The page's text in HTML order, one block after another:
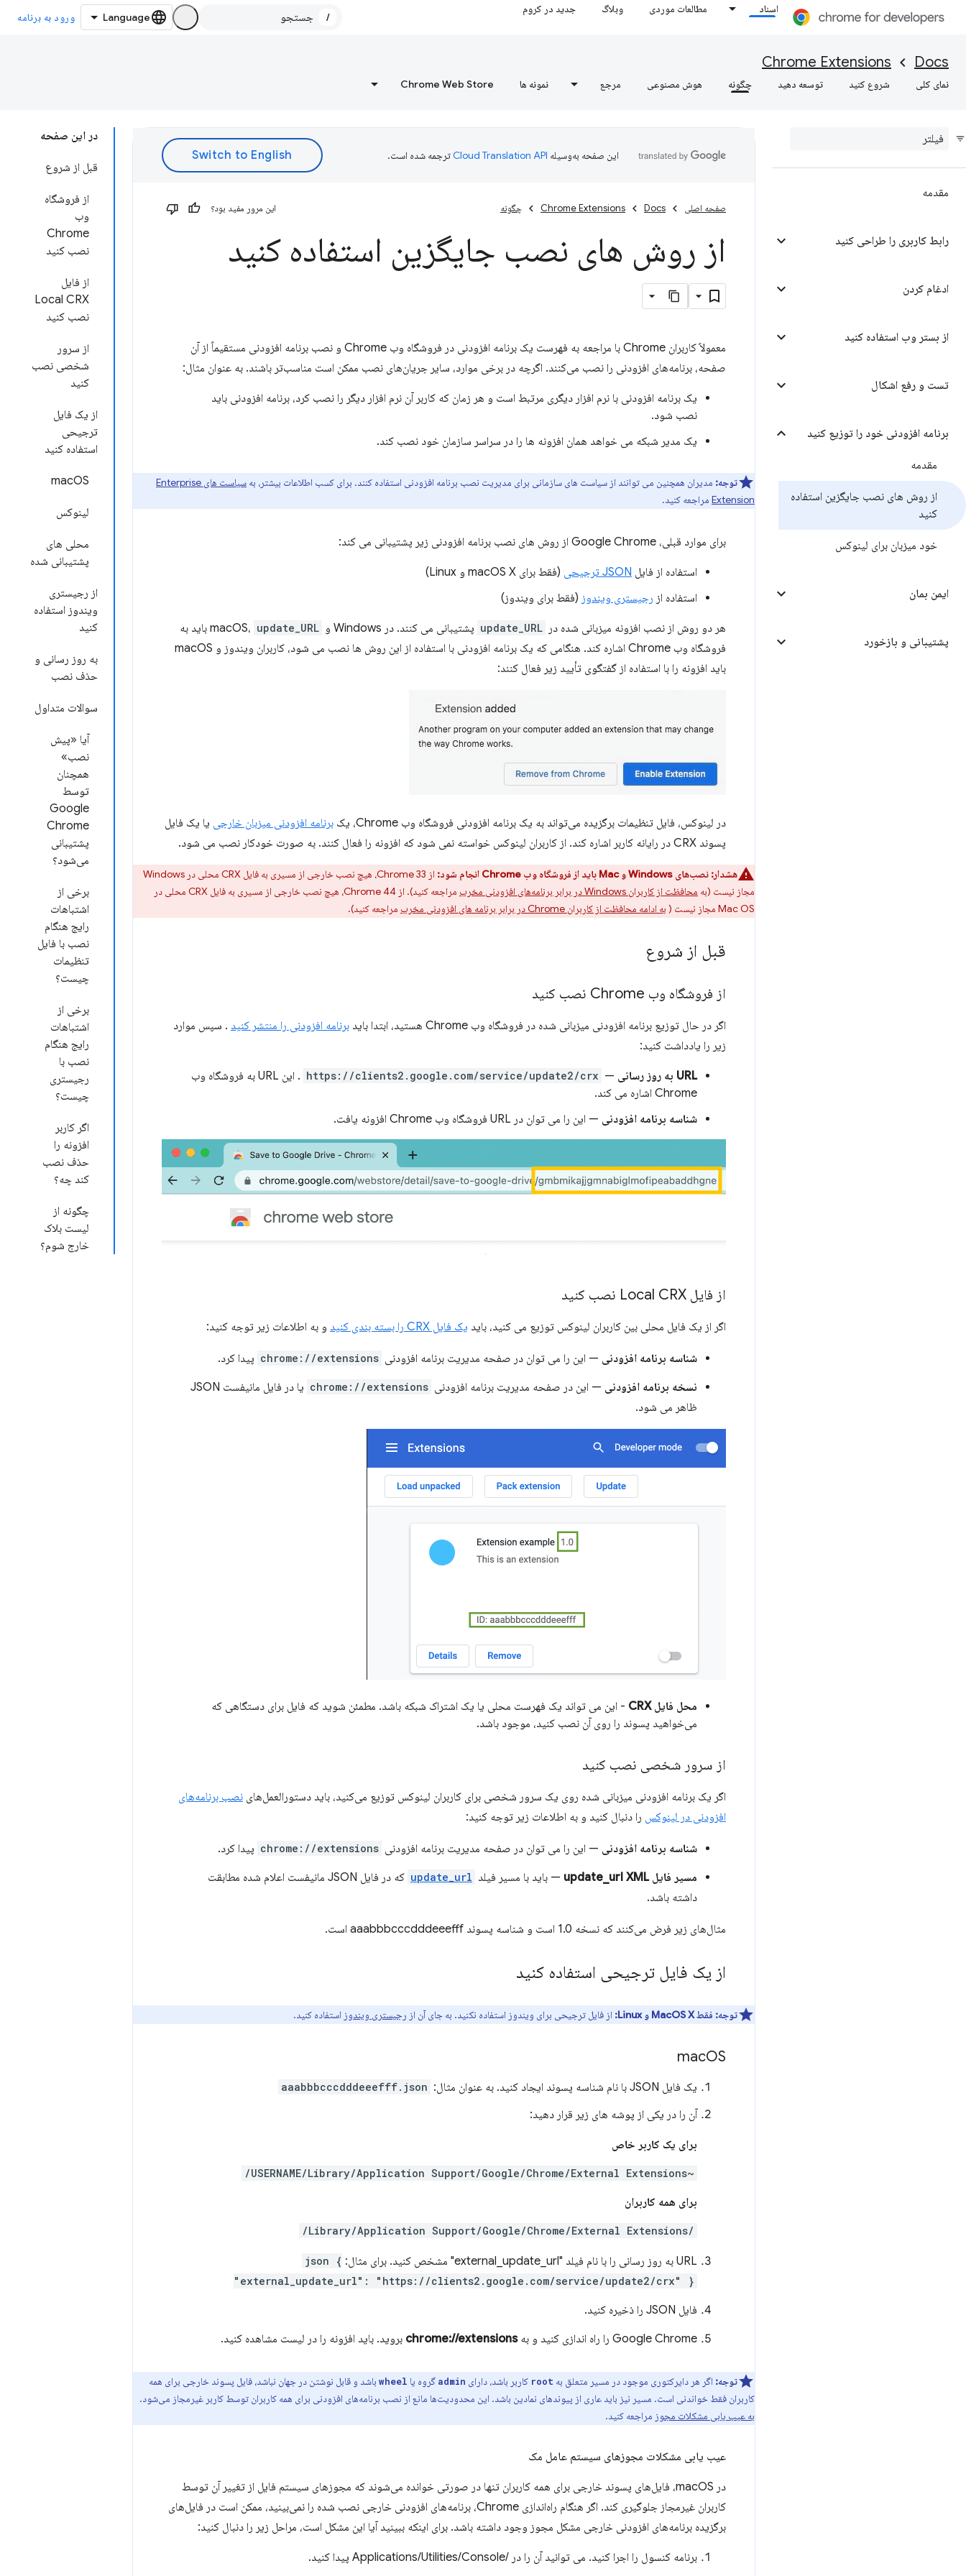
اسناد مطالعات موردی وبلاگ جدید در کروم
/ ورود به برنامه
Docs
Chrome Extensions
نمای کلی شروع کنید توسعه دهید چگونه هوش مصنوعی مرجع نمونه ها Chrome Web Store
مقدمه
رابط کاربری را طراحی کنید
ادغام کردن
از بستر وب استفاده کنید
تست و رفع اشکال
برنامه افزودنی خود را توزیع کنید
مقدمه
از روش های نصب جایگزین استفاده
کنید
خود میزبان برای لینوکس
ایمن بمان
پشتیبانی و بازخورد
در این صفحه
قبل از شروع
از فروشگاه
وب
Chrome
نصب کنید
از فایل
Local CRX
نصب کنید
از سرور
شخصی نصب
کنید
از یک فایل
ترجیحی
استفاده کنید
macOS
لینوکس
محلی های
پشتیبانی شده
از رجیستری
ویندوز استفاده
کنید
به روز رسانی و
حذف نصب
سوالات متداول
آیا «پیش
نصب»
همچنان
توسط
Google
Chrome
پشتیبانی
می‌شود؟
برخی از
اشتباهات
رایج هنگام
نصب با فایل
تنظیمات
چیست؟
برخی از
اشتباهات
رایج هنگام
نصب با
رجیستری
چیست؟
اگر کاربر
افزونه را
حذف نصب
کند چه؟
چگونه از
لیست بلاک
خارج شوم؟
این صفحه به‌وسیله ترجمه شده است.
صفحه اصلی Docs
Chrome Extensions چگونه این مرور مفید بود؟
از روش های نصب جایگزین استفاده کنید
معمولاً کاربران Chrome با مراجعه به فهرست یک برنامه افزودنی در فروشگاه وب Chrome و نصب برنامه افزودنی مستقیماً از آن
صفحه، برنامه‌های افزودنی را نصب می‌کنند. اگرچه در برخی موارد، سایر جریان‌های نصب ممکن است مناسب‌تر باشند. به عنوان مثال:
یک برنامه افزودنی با نرم افزار دیگری مرتبط است و هر زمان که کاربر آن نرم افزار دیگر را نصب کرد، برنامه افزودنی باید
نصب شود.
یک مدیر شبکه می خواهد همان افزونه ها را در سراسر سازمان خود نصب کند.
توجه: مدیران همچنین می توانند از سیاست های سازمانی برای مدیریت نصب برنامه افزودنی استفاده کنند. برای کسب اطلاعات بیشتر، به
سیاست های Enterprise
Extension مراجعه کنید.
برای موارد قبلی، Google Chrome از روش های نصب برنامه افزودنی زیر پشتیبانی می کند:
استفاده از فایل JSON ترجیحی
(فقط برای macOS X و Linux)
استفاده از رجیستری ویندوز (فقط برای ویندوز)
هر دو روش از نصب افزونه میزبانی شده در update_URL پشتیبانی می کنند. در Windows و macOS، update_URL
باید به
فروشگاه وب Chrome اشاره کند. هنگامی که یک برنامه افزودنی با استفاده از این روش ها نصب می شود، کاربران ویندوز و macOS
باید افزونه را با استفاده از گفتگوی تأیید زیر فعال کنند:
در لینوکس، فایل تنظیمات برگزیده می‌تواند به یک برنامه افزودنی فروشگاه وب Chrome، یک برنامه افزودنی میزبان خارجی یا یک فایل
پسوند CRX در رایانه کاربر اشاره کند. از کاربران لینوکس خواسته نمی شود که افزونه را فعال کنند. به صورت خودکار نصب می شود.
هشدار: نصب‌های Windows و Mac باید از فروشگاه وب Chrome انجام شود:
از Chrome 33، هیچ نصب خارجی از مسیری به فایل CRX محلی در Windows
مجاز نیست (به محافظت از کاربران Windows در برابر برنامه‌های افزودنی مخرب
مراجعه کنید). از Chrome 44، هیچ نصب خارجی از مسیری به فایل CRX محلی در
Mac OS مجاز نیست (
به ادامه محافظت از کاربران Chrome در برابر برنامه های افزودنی مخرب مراجعه کنید).
قبل از شروع
از فروشگاه وب Chrome نصب کنید
اگر در حال توزیع برنامه افزودنی میزبانی شده در فروشگاه وب Chrome هستید، ابتدا باید برنامه افزودنی را منتشر کنید . سپس موارد
زیر را یادداشت کنید:
URL به روز رسانی —
https://clients2.google.com/service/update2/crx
. این URL به فروشگاه وب
Chrome اشاره می کند.
شناسه برنامه افزودنی — این را می توان در URL فروشگاه وب Chrome افزونه یافت.
از فایل Local CRX نصب کنید
اگر از یک فایل محلی بین کاربران لینوکس توزیع می کنید، باید یک فایل CRX را بسته بندی کنید و به اطلاعات زیر توجه کنید:
شناسه برنامه افزودنی — این را می توان در صفحه مدیریت برنامه افزودنی chrome://extensions پیدا کرد.
نسخه برنامه افزودنی — این در صفحه مدیریت برنامه افزودنی chrome://extensions
یا در فایل مانیفست JSON
ظاهر می شود.
محل فایل CRX
- این می تواند یک فهرست محلی یا یک اشتراک شبکه باشد. مطمئن شوید که فایل برای دستگاهی که
می‌خواهید پسوند را روی آن نصب کنید، موجود باشد.
از سرور شخصی نصب کنید
اگر یک برنامه افزودنی میزبانی شده روی یک سرور شخصی برای کاربران لینوکس توزیع می‌کنید، باید دستورالعمل‌های نصب برنامه‌های
افزودنی در لینوکس را دنبال کنید و به اطلاعات زیر توجه کنید:
شناسه برنامه افزودنی — این را می توان در صفحه مدیریت برنامه افزودنی chrome://extensions پیدا کرد.
مسیر فایل update_url XML
— باید با مسیر فیلد update_url
که در فایل JSON مانیفست اعلام شده مطابقت
داشته باشد.
مثال‌های زیر فرض می‌کنند که نسخه 1.0 است و شناسه پسوند aaabbbcccdddeeefff است.
از یک فایل ترجیحی استفاده کنید
توجه: فقط MacOS X و Linux: از فایل ترجیحی برای ویندوز استفاده نکنید. به جای آن از رجیستری ویندوز استفاده کنید.
macOS
یک فایل JSON با نام شناسه پسوند ایجاد کنید. به عنوان مثال: aaabbbcccdddeeefff.json
آن را در یکی از پوشه های زیر قرار دهید:
برای یک کاربر خاص
~USERNAME/Library/Application Support/Google/Chrome/External Extensions/
برای همه کاربران
/Library/Application Support/Google/Chrome/External Extensions/
URL به روز رسانی را با نام فیلد "external_update_url" مشخص کنید. برای مثال:
json {
"external_update_url": "https://clients2.google.com/service/update2/crx" }
فایل JSON را ذخیره کنید.
Google Chrome را راه اندازی کنید و به
chrome://extensions بروید. باید افزونه را در لیست مشاهده کنید.
توجه: اگر هر دایرکتوری موجود در مسیر متعلق به root کاربر باشد، دارای admin گروه یا wheel باشد و قابل نوشتن در جهان نباشد، فایل پسوند خارجی برای همه
کاربران فقط خواندنی است. مسیر نیز باید عاری از پیوندهای نمادین باشد. این محدودیت‌ها مانع از نصب برنامه‌های افزودنی برای همه کاربران توسط کاربر غیرمجاز می‌شود.
به عیب یابی مشکلات مجوز مراجعه کنید.
عیب یابی مشکلات مجوزهای سیستم عامل مک
در macOS، فایل‌های پسوند خارجی برای همه کاربران تنها در صورتی خوانده می‌شوند که مجوزهای سیستم فایل از تغییر آن توسط
کاربران غیرمجاز جلوگیری کند. اگر هنگام راه‌اندازی Chrome، برنامه‌های افزودنی خارجی نصب شده را نمی‌بینید، ممکن است در فایل‌های
برگزیده برنامه‌های افزودنی خارجی مشکل مجوز وجود داشته باشد. برای اینکه ببینید آیا این مشکل است، مراحل زیر را دنبال کنید:
برنامه کنسول را اجرا کنید. می توانید آن را در /Applications/Utilities/Console پیدا کنید.